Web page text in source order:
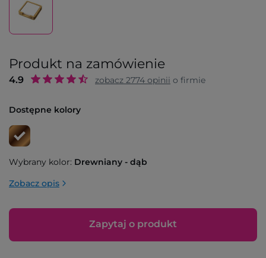
Produkt na zamówienie
4.9 zobacz 2774 opinii o firmie
Dostępne kolory
Wybrany kolor: Drewniany - dąb
Zobacz opis
Zapytaj o produkt